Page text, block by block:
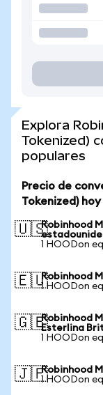
Explora
Tokenized)
populares
Precio de
Tokenized) hoy
🇺🇸Robinhood
1 HOODon
🇪🇺Robinhood
1 HOODon
🇬🇧Robinhood
Esterlina
1 HOODon
🇯🇵Robinhood
1 HOODon